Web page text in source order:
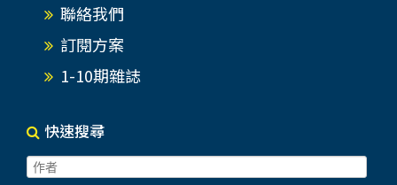
聯絡我們
訂閱方案
1-10期雜誌
快速搜尋